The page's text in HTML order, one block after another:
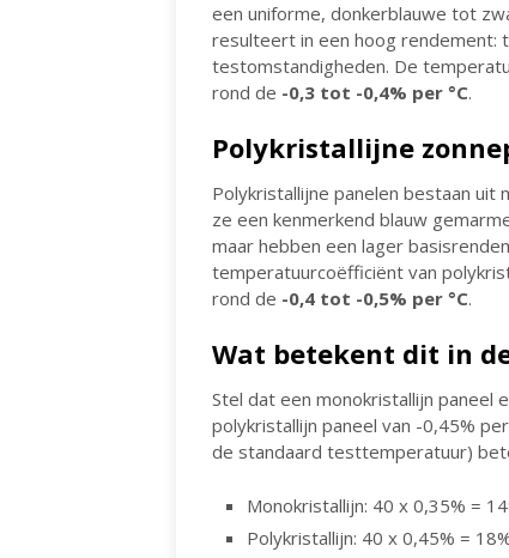
een uniforme, donkerblauwe tot
resulteert in een hoog rendement:
testomstandigheden. De
rond de -0,3 tot -0,4% per °C.
Polykristallijne
Polykristallijne panelen bestaan
ze een kenmerkend blauw
maar hebben een lager
temperatuurcoëfficiënt van
rond de -0,4 tot -0,5% per °C.
Wat betekent dit in
Stel dat een monokristallijn paneel
polykristallijn paneel van -0,45%
de standaard testtemperatuur)
Monokristallijn: 40 x 0,35% =
Polykristallijn: 40 x 0,45% =